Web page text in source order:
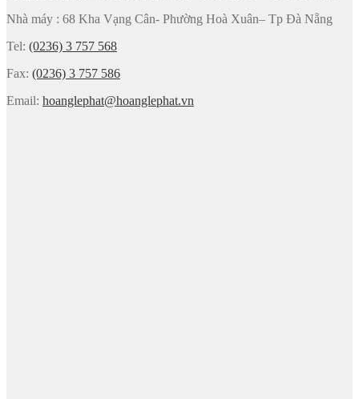
Nhà máy : 68 Kha Vạng Cân- Phường Hoà Xuân– Tp Đà Nẵng
Tel: (0236) 3 757 568
Fax: (0236) 3 757 586
Email: hoanglephat@hoanglephat.vn